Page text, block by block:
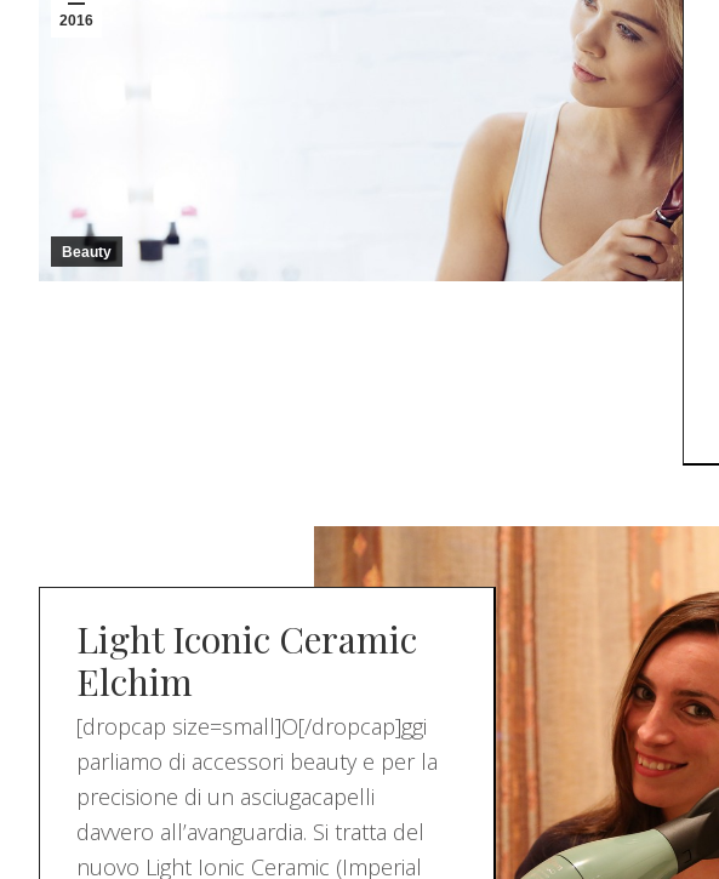
2016
Beauty
Light Iconic Ceramic
Elchim
[dropcap size=small]O[/dropcap]ggi
parliamo di accessori beauty e per la
precisione di un asciugacapelli
davvero all’avanguardia. Si tratta del
nuovo Light Ionic Ceramic (Imperial